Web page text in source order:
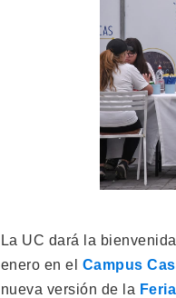
La UC dará la
enero en el Campus
nueva versión de la